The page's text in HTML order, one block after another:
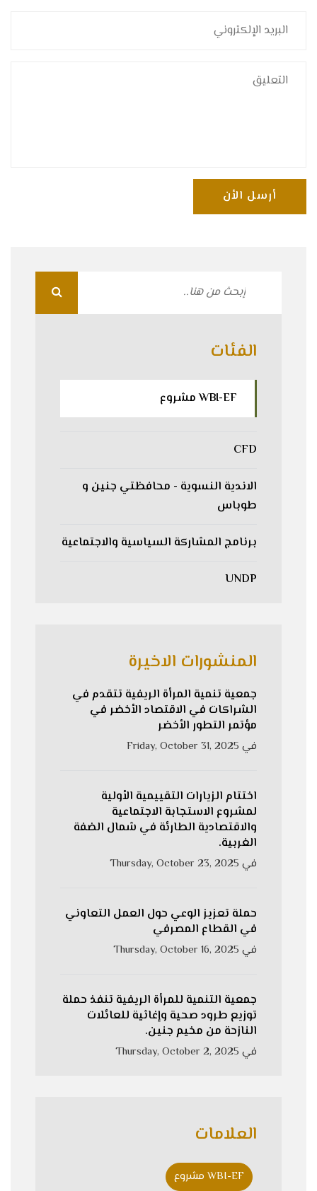
أرسل الأن
الفئات
WBI-EF مشروع
CFD
الاندية النسوية - محافظتي جنين و
طوباس
برنامج المشاركة السياسية والاجتماعية
UNDP
المنشورات الاخيرة
جمعية تنمية المرأة الريفية تتقدم في
الشراكات في الاقتصاد الأخضر في
مؤتمر التطور الأخضر
في Friday, October 31, 2025
اختتام الزيارات التقييمية الأولية
لمشروع الاستجابة الاجتماعية
والاقتصادية الطارئة في شمال الضفة
الغربية.
في Thursday, October 23, 2025
حملة تعزيز الوعي حول العمل التعاوني
في القطاع المصرفي
في Thursday, October 16, 2025
جمعية التنمية للمرأة الريفية تنفذ حملة
توزيع طرود صحية وإغاثية للعائلات
النازحة من مخيم جنين.
في Thursday, October 2, 2025
العلامات
WBI-EF مشروع